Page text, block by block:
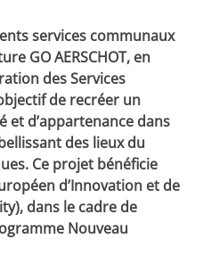
services communaux
GO AERSCHOT, en
des Services
de recréer un
d’appartenance dans
des lieux du
Ce projet bénéficie
d’Innovation et de
dans le cadre de
Nouveau